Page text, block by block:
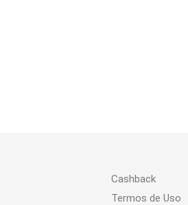
Cashback
Termos de Uso